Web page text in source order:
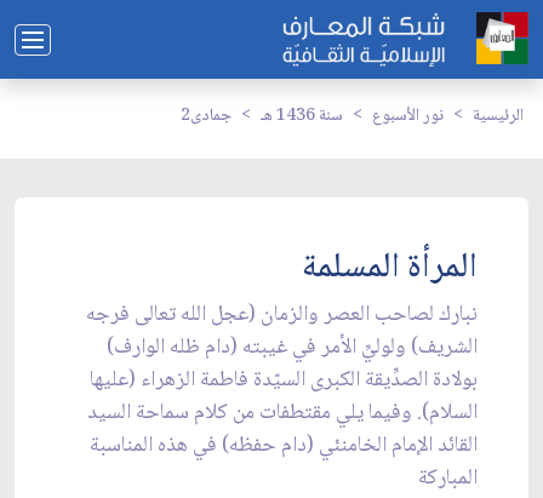
الرئيسية نور الأسبوع سنة 1436 هـ جمادى2
المرأة المسلمة
نبارك لصاحب العصر والزمان (عجل الله تعالى فرجه
الشريف) ولوليِّ الأمر في غيبته (دام ظله الوارف)
بولادة الصدِّيقة الكبرى السيّدة فاطمة الزهراء (عليها
السلام). وفيما يلي مقتطفات من كلام سماحة السيد
القائد الإمام الخامنئي (دام حفظه) في هذه المناسبة
المباركة